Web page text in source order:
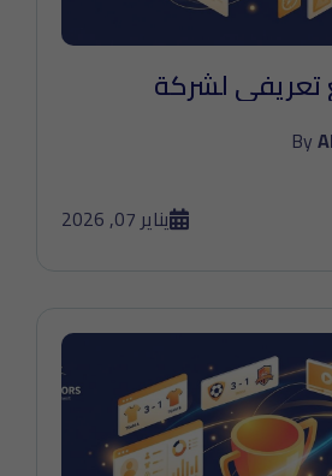
لشركة
By
يناير 07, 2026